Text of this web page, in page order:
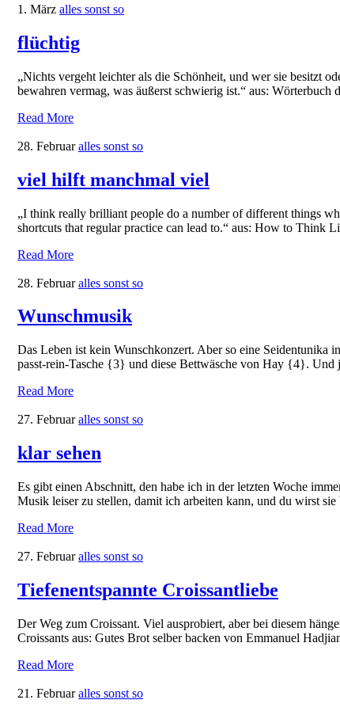
1. März alles sonst so
flüchtig
„Nichts vergeht leichter als die Schönheit, und wer sie besitzt
bewahren vermag, was äußerst schwierig ist.“ aus: Wörterbuch
Read More
28. Februar alles sonst so
viel hilft manchmal viel
„I think really brilliant people do a number of different things
shortcuts that regular practice can lead to.“ aus: How to Think
Read More
28. Februar alles sonst so
Wunschmusik
Das Leben ist kein Wunschkonzert. Aber so eine
passt-rein-Tasche {3} und diese Bettwäsche von Hay {4}. Und
Read More
27. Februar alles sonst so
klar sehen
Es gibt einen Abschnitt, den habe ich in der letzten Woche
Musik leiser zu stellen, damit ich arbeiten kann, und du wirst
Read More
27. Februar alles sonst so
Tiefenentspannte Croissantliebe
Der Weg zum Croissant. Viel ausprobiert, aber bei diesem
Croissants aus: Gutes Brot selber backen von Emmanuel
Read More
21. Februar alles sonst so